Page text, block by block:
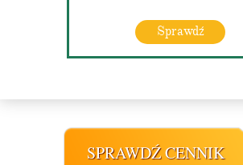
Sprawdź
SPRAWDŹ CENNIK